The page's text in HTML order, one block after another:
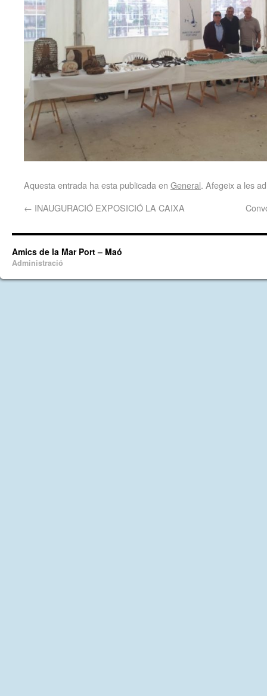
Aquesta entrada ha esta publicada en General. Afegeix a les
← INAUGURACIÓ EXPOSICIÓ LA CAIXA
Amics de la Mar Port – Maó
Administració